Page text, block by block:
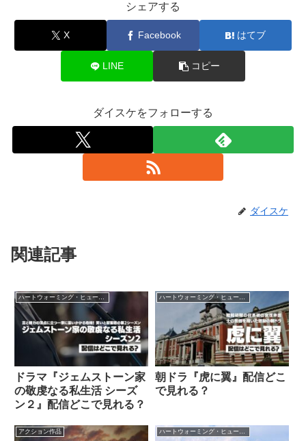
シェアする
X Facebook はてブ
LINE コピー
ダイスケをフォローする
ダイスケ
関連記事
ドラマ『ジェムストーン家
の敬虔なる私生活 シーズ
ン２』配信どこで見れる？
朝ドラ『虎に翼』配信どこ
で見れる？
アクション作品